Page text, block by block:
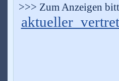
>>> Zum Anzeigen